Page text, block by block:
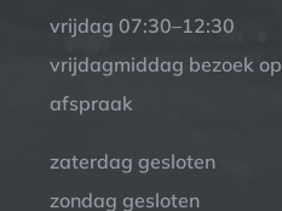
vrijdag 07:30–12:30
vrijdagmiddag bezoek op
afspraak
zaterdag gesloten
zondag gesloten